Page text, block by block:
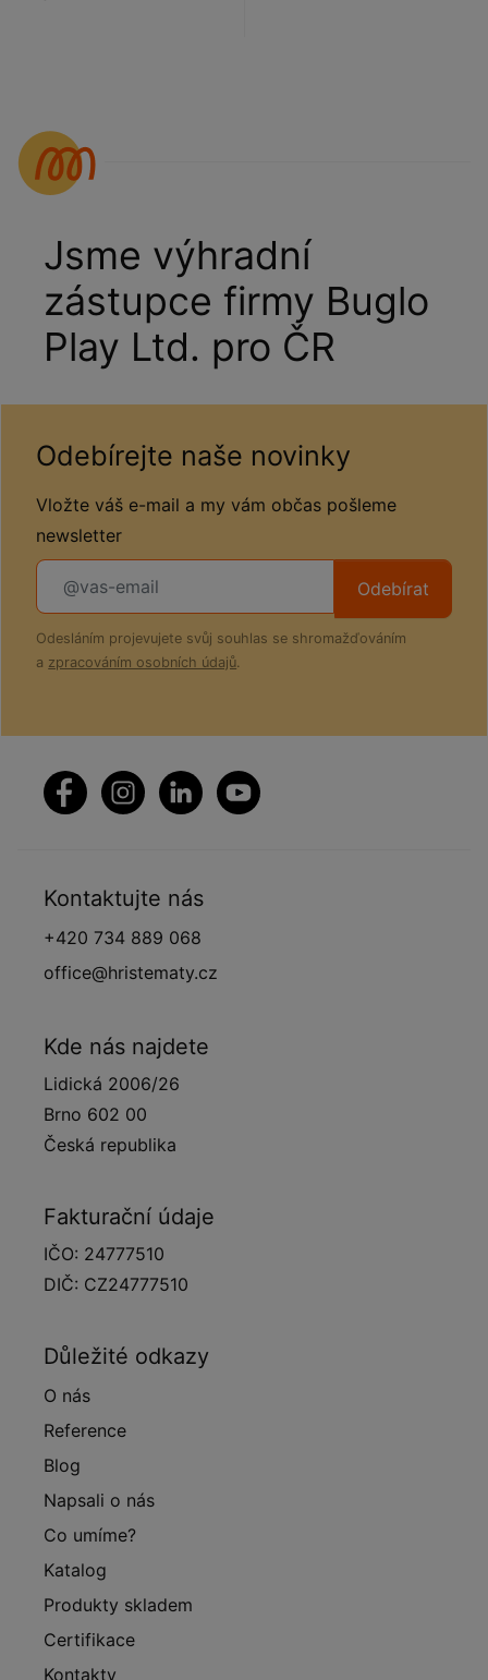
Jsme výhradní
zástupce firmy Buglo
Play Ltd. pro ČR
Odebírejte naše novinky
Vložte váš e-mail a my vám občas pošleme
newsletter
Odebírat
Odesláním projevujete svůj souhlas se shromažďováním
a zpracováním osobních údajů.
Kontaktujte nás
+420 734 889 068
office@hristematy.cz
Kde nás najdete
Lidická 2006/26
Brno 602 00
Česká republika
Fakturační údaje
IČO: 24777510
DIČ: CZ24777510
Důležité odkazy
O nás
Reference
Blog
Napsali o nás
Co umíme?
Katalog
Produkty skladem
Certifikace
Kontakty